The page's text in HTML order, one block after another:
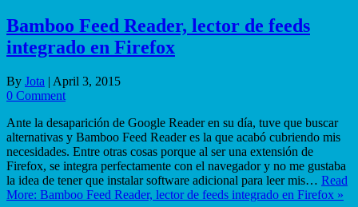
Bamboo Feed Reader, lector de feeds
integrado en Firefox
By Jota | April 3, 2015
0 Comment
Ante la desaparición de Google Reader en su día, tuve que buscar
alternativas y Bamboo Feed Reader es la que acabó cubriendo mis
necesidades. Entre otras cosas porque al ser una extensión de
Firefox, se integra perfectamente con el navegador y no me gustaba
la idea de tener que instalar software adicional para leer mis… Read
More: Bamboo Feed Reader, lector de feeds integrado en Firefox »